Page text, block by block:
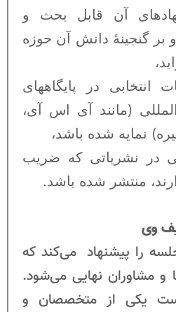
آن قابل بحث و
بر گنجینۀ دانش آن حوزه
انتخابی در پایگاه­های
(مانند آی اس آی،
نمایه شده باشد،
در نشریاتی که ضریب
منتشر شده باشد.
وی
را پیشنهاد می­‌کند که
و مشاوران نهایی می­‌شود.
یکی از متخصصان و